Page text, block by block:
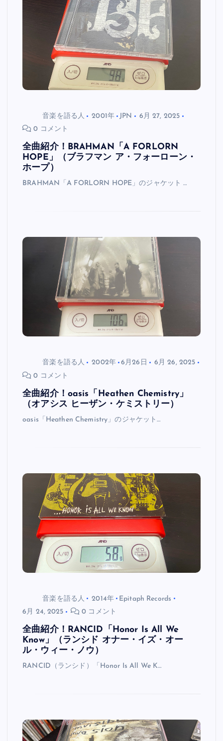
音楽を語る人 2001年 JPN
6月 27, 2025
0 コメント
全曲紹介！BRAHMAN「A FORLORN
HOPE」（ブラフマン ア・フォーローン・
ホープ）
BRAHMAN「A FORLORN HOPE」のジャケット …
音楽を語る人 2002年 6月26日
6月 26, 2025
0 コメント
全曲紹介！oasis「Heathen Chemistry」
（オアシス ヒーザン・ケミストリー）
oasis「Heathen Chemistry」のジャケット…
音楽を語る人 2014年
Epitaph Records
6月 24, 2025
0 コメント
全曲紹介！RANCID「Honor Is All We
Know」（ランシド オナー・イズ・オー
ル・ウィー・ノウ）
RANCID（ランシド）「Honor Is All We K…